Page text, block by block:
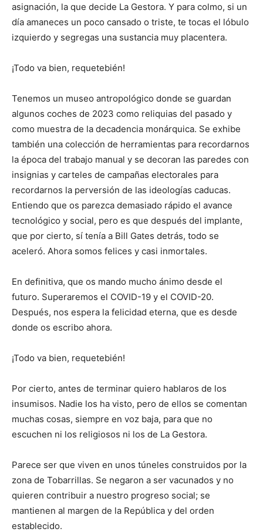
asignación, la que decide La Gestora. Y para colmo, si un
día amaneces un poco cansado o triste, te tocas el lóbulo
izquierdo y segregas una sustancia muy placentera.
¡Todo va bien, requetebién!
Tenemos un museo antropológico donde se guardan
algunos coches de 2023 como reliquias del pasado y
como muestra de la decadencia monárquica. Se exhibe
también una colección de herramientas para recordarnos
la época del trabajo manual y se decoran las paredes con
insignias y carteles de campañas electorales para
recordarnos la perversión de las ideologías caducas.
Entiendo que os parezca demasiado rápido el avance
tecnológico y social, pero es que después del implante,
que por cierto, sí tenía a Bill Gates detrás, todo se
aceleró. Ahora somos felices y casi inmortales.
En definitiva, que os mando mucho ánimo desde el
futuro. Superaremos el COVID-19 y el COVID-20.
Después, nos espera la felicidad eterna, que es desde
donde os escribo ahora.
¡Todo va bien, requetebién!
Por cierto, antes de terminar quiero hablaros de los
insumisos. Nadie los ha visto, pero de ellos se comentan
muchas cosas, siempre en voz baja, para que no
escuchen ni los religiosos ni los de La Gestora.
Parece ser que viven en unos túneles construidos por la
zona de Tobarrillas. Se negaron a ser vacunados y no
quieren contribuir a nuestro progreso social; se
mantienen al margen de la República y del orden
establecido.